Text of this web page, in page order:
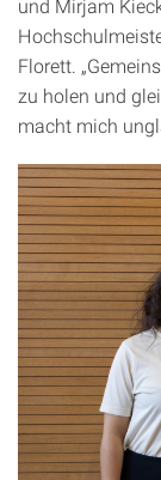
und Mirjam
Florett.
zu holen und
macht mich